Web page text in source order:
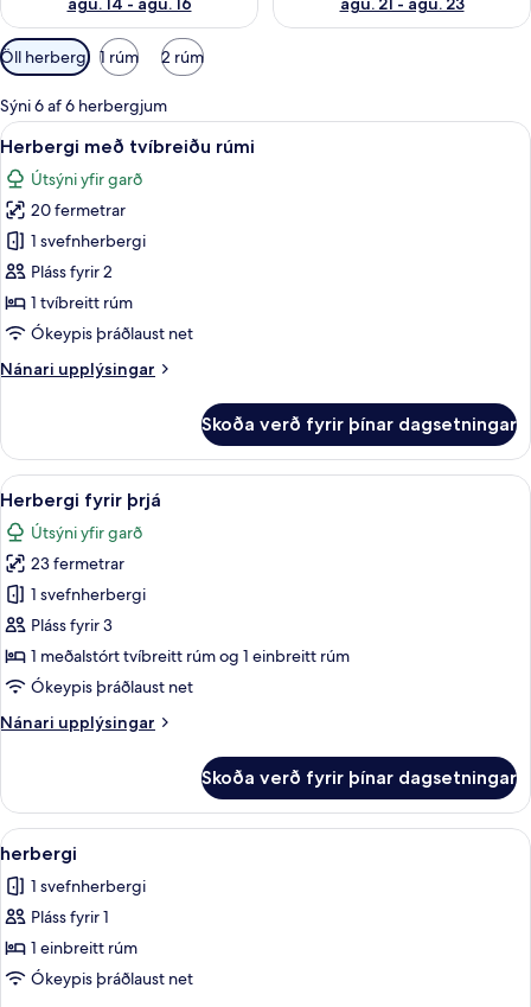
Síur
í
boði
fyrir
herbergi
Öll herbergi 1 rúm 2 rúm
Sýni 6 af 6 herbergjum
Skoða
allar
myndir
fyrir
Herbergi
með
tvíbreiðu
rúmi
Rúmföt úr egypskri bómull,
4
Herbergi með tvíbreiðu rúmi
Útsýni yfir garð
20 fermetrar
1 svefnherbergi
Pláss fyrir 2
1 tvíbreitt rúm
Ókeypis þráðlaust net
Nánari upplýsingar
Nánari
með
tvíbreiðu
rúmi
Skoða verð fyrir þínar dagsetningar
Skoða
allar
myndir
fyrir
Herbergi
fyrir
þrjá
Herbergi fyrir þrjá | Rúmföt úr
6
Herbergi fyrir þrjá
Útsýni yfir garð
23 fermetrar
1 svefnherbergi
Pláss fyrir 3
1 meðalstórt tvíbreitt rúm og 1 einbreitt rúm
Ókeypis þráðlaust net
Nánari upplýsingar
Nánari
fyrir
þrjá
Skoða verð fyrir þínar dagsetningar
Skoða
allar
myndir
fyrir
herbergi
herbergi | Rúmföt úr egypskri
4
herbergi
1 svefnherbergi
Pláss fyrir 1
1 einbreitt rúm
Ókeypis þráðlaust net